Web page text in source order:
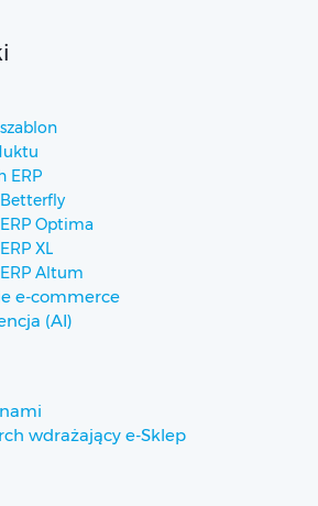
ERP
Optima
XL
Altum
e-commerce
(AI)
wdrażający e-Sklep